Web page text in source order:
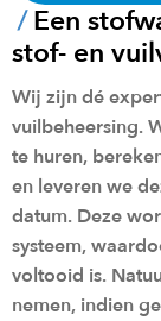
Een
stof- en
Wij zijn dé
vuilbeheersing.
te huren,
en leveren we
datum. Deze
systeem,
voltooid is.
nemen, indien